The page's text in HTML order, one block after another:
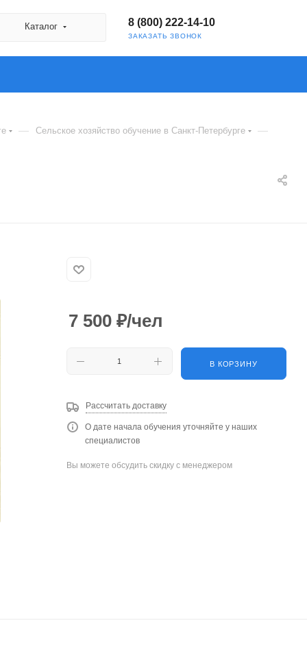
Каталог 8 (800) 222-14-10
ЗАКАЗАТЬ ЗВОНОК
— Сельское хозяйство обучение в Санкт-Петербурге —
7 500 ₽/чел
В КОРЗИНУ
Рассчитать доставку
О дате начала обучения уточняйте у наших
специалистов
Вы можете обсудить скидку с менеджером